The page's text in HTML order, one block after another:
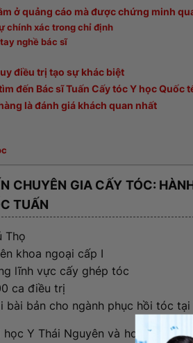
ở quảng cáo mà được chứng minh
chính xác trong chỉ định
nghề bác sĩ
điều trị tạo sự khác biệt
đến Bác sĩ Tuấn Cấy tóc Y học Quốc
là đánh giá khách quan nhất
CHUYÊN GIA CẤY TÓC:
TUẤN
Thọ
khoa ngoại cấp I
lĩnh vực cấy ghép tóc
ca điều trị
bài bản cho ngành phục hồi tóc tại
Y Thái Nguyên và hoàn thành